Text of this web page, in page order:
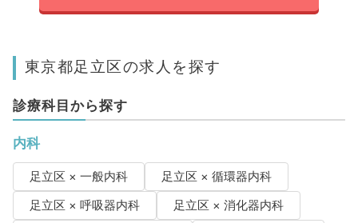
東京都足立区の求人を探す
診療科目から探す
内科
足立区 × 一般内科
足立区 × 循環器内科
足立区 × 呼吸器内科
足立区 × 消化器内科